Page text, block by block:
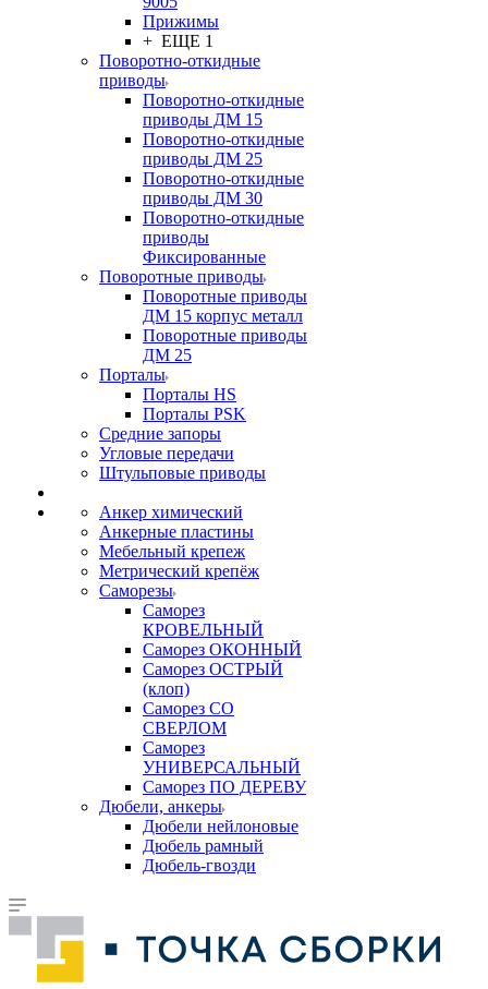
Прижимы
+ ЕЩЕ 1
Поворотно-откидные
приводы
Поворотно-откидные
приводы ДМ 15
Поворотно-откидные
приводы ДМ 25
Поворотно-откидные
приводы ДМ 30
Поворотно-откидные
приводы
Фиксированные
Поворотные приводы
Поворотные приводы
ДМ 15 корпус металл
Поворотные приводы
ДМ 25
Порталы
Порталы HS
Порталы PSK
Средние запоры
Угловые передачи
Штульповые приводы
Анкер химический
Анкерные пластины
Мебельный крепеж
Метрический крепёж
Саморезы
Саморез
КРОВЕЛЬНЫЙ
Саморез ОКОННЫЙ
Саморез ОСТРЫЙ
(клоп)
Саморез СО
СВЕРЛОМ
Саморез
УНИВЕРСАЛЬНЫЙ
Саморез ПО ДЕРЕВУ
Дюбели, анкеры
Дюбели нейлоновые
Дюбель рамный
Дюбель-гвозди